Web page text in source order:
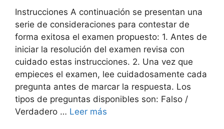
Instrucciones A continuación se presentan una
serie de consideraciones para contestar de
forma exitosa el examen propuesto: 1. Antes de
iniciar la resolución del examen revisa con
cuidado estas instrucciones. 2. Una vez que
empieces el examen, lee cuidadosamente cada
pregunta antes de marcar la respuesta. Los
tipos de preguntas disponibles son: Falso /
Verdadero … Leer más